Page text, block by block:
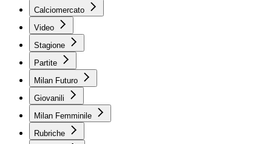
Calciomercato
Video
Stagione
Partite
Milan Futuro
Giovanili
Milan Femminile
Rubriche